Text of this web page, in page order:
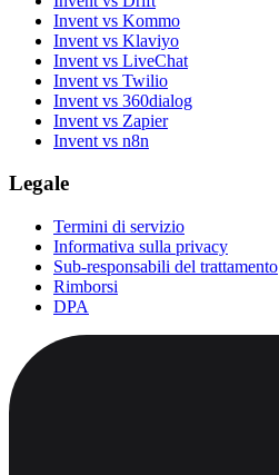
Invent vs Kommo
Invent vs Klaviyo
Invent vs LiveChat
Invent vs Twilio
Invent vs 360dialog
Invent vs Zapier
Invent vs n8n
Legale
Termini di servizio
Informativa sulla privacy
Sub-responsabili del trattamento
Rimborsi
DPA